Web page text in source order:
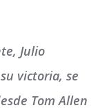
Julio
victoria, se
Tom Allen